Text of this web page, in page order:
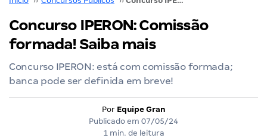
Concurso IPERON: Comissão
formada! Saiba mais
Concurso IPERON: está com comissão formada;
banca pode ser definida em breve!
Por Equipe Gran
Publicado em 07/05/24
1 min. de leitura